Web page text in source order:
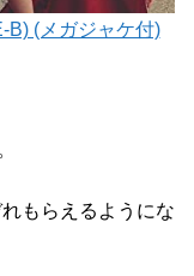
B) (メガジャケ付)
もらえるようにな